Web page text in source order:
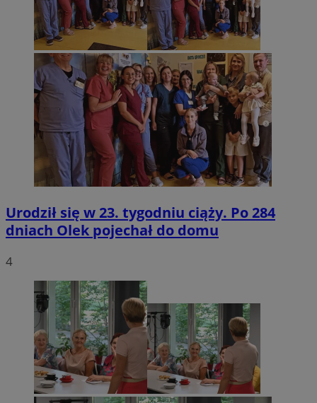
Urodził się w 23. tygodniu ciąży. Po 284
dniach Olek pojechał do domu
4